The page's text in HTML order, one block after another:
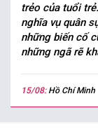
trẻo của tuổi
nghĩa vụ quân
những biến cố
những ngã rẽ
15/08: Hồ Chí Minh